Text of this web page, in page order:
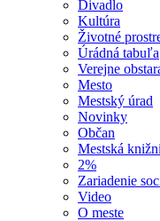
Divadlo
Kultúra
Životné
Úrádná tabuľa
Verejne
Mesto
Mestský úrad
Novinky
Občan
Mestská
2%
Zariadenie
Video
O meste